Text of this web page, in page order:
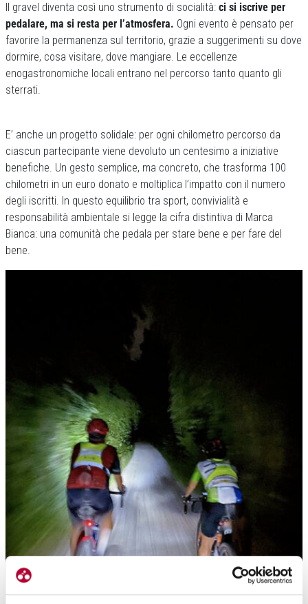
Il gravel diventa così uno strumento di socialità: ci si iscrive per
pedalare, ma si resta per l’atmosfera. Ogni evento è pensato per
favorire la permanenza sul territorio, grazie a suggerimenti su dove
dormire, cosa visitare, dove mangiare. Le eccellenze
enogastronomiche locali entrano nel percorso tanto quanto gli
sterrati.
E’ anche un progetto solidale: per ogni chilometro percorso da
ciascun partecipante viene devoluto un centesimo a iniziative
benefiche. Un gesto semplice, ma concreto, che trasforma 100
chilometri in un euro donato e moltiplica l’impatto con il numero
degli iscritti. In questo equilibrio tra sport, convivialità e
responsabilità ambientale si legge la cifra distintiva di Marca
Bianca: una comunità che pedala per stare bene e per fare del
bene.